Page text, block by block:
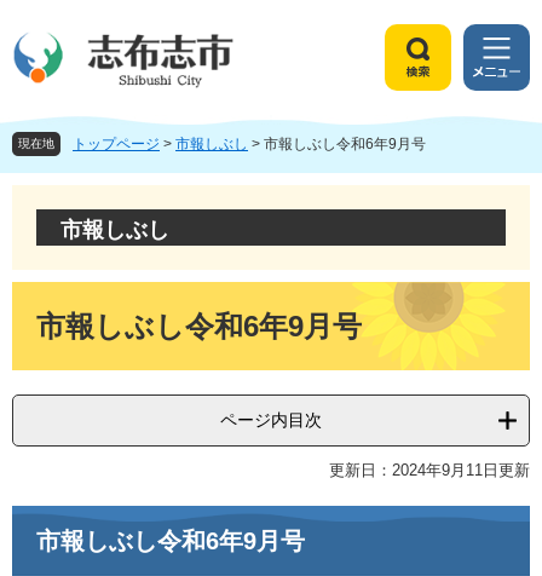
ジ
頭
す
ュ
飛
し
文
索
メ
ニ
ュ
現在地 トップページ > 市報しぶし > 市報しぶし令和6年9月号
市報しぶし
市報しぶし令和6年9月号
ページ内目次
更新日：2024年9月11日更新
市報しぶし令和6年9月号